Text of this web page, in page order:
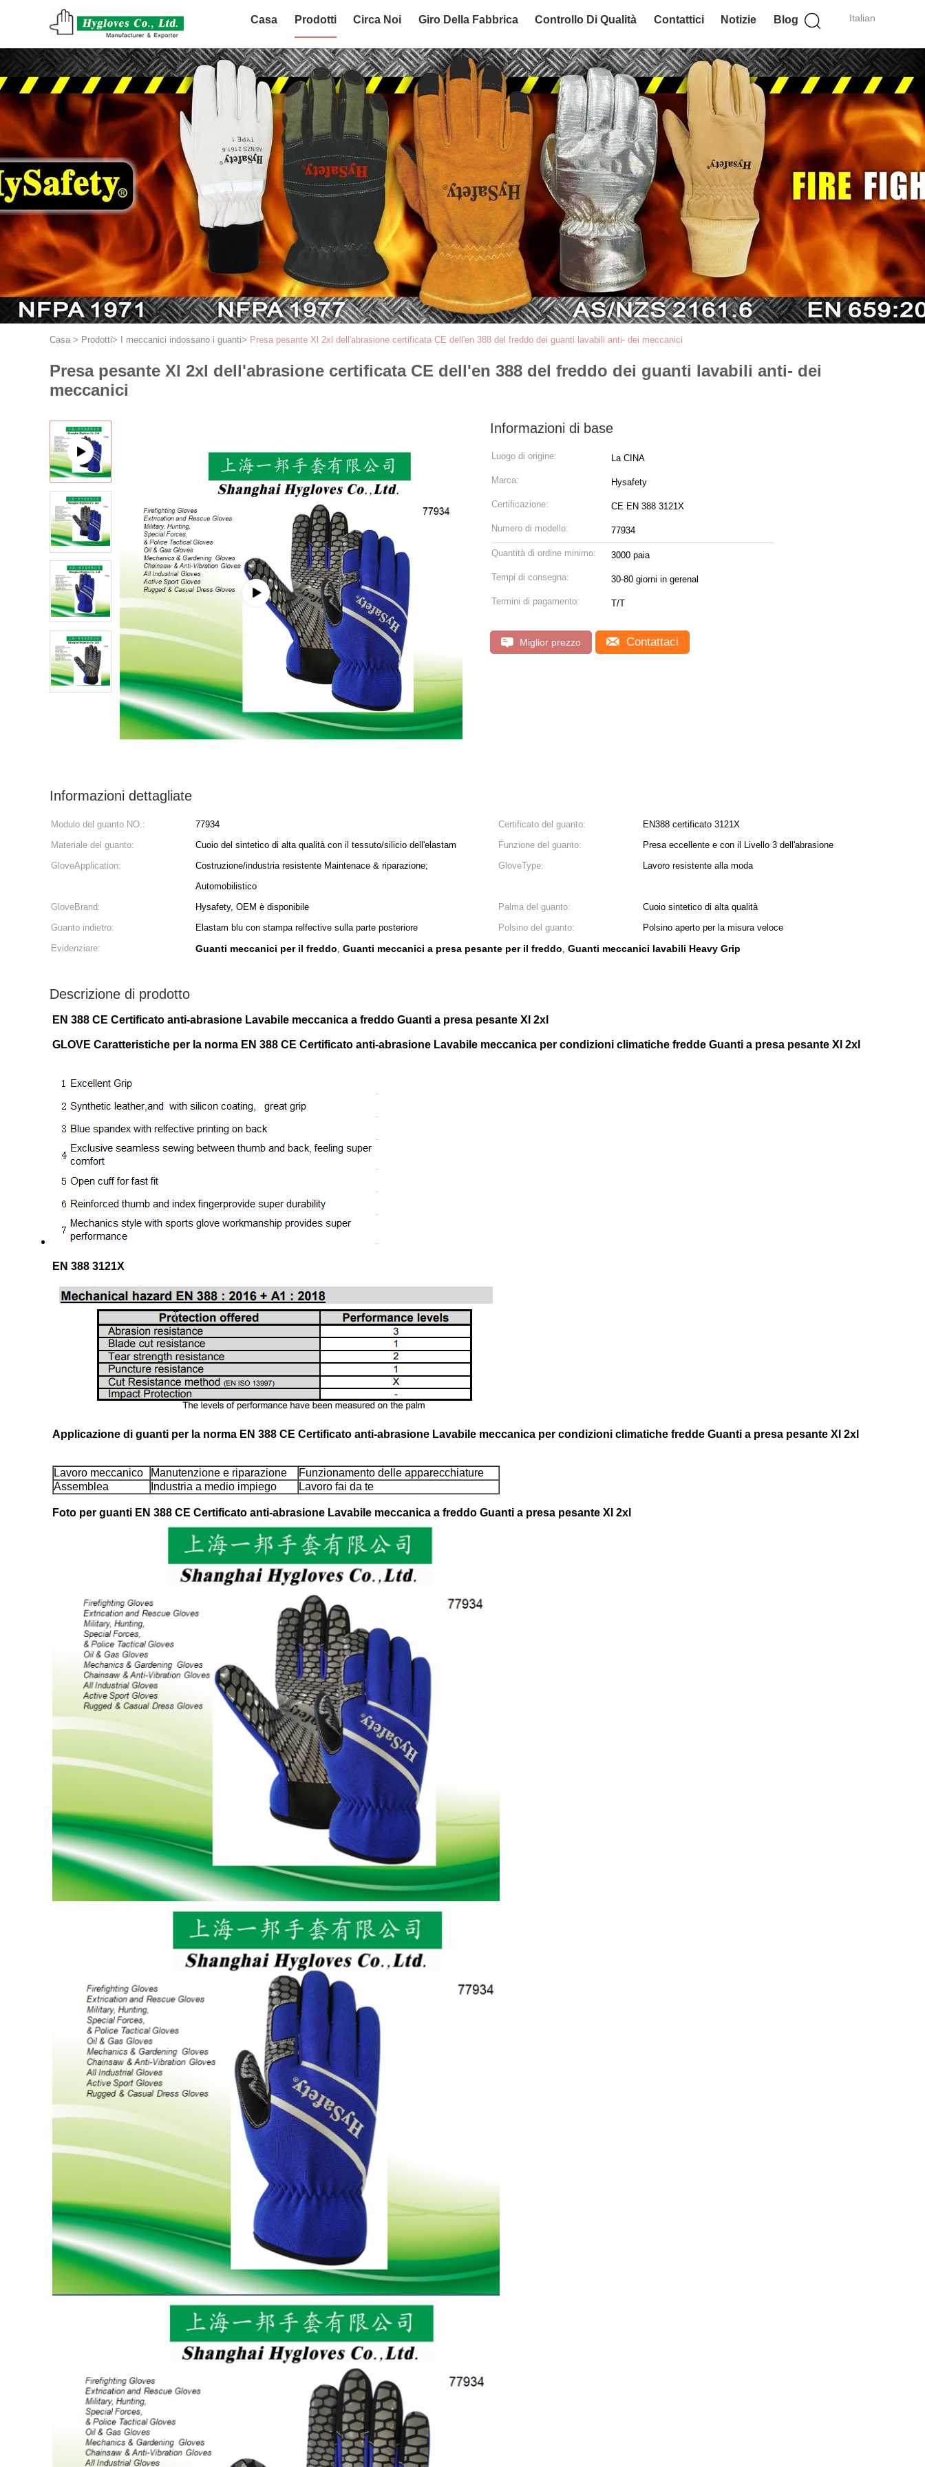
Italian
Casa Prodotti Circa Noi Giro Della Fabbrica Controllo Di Qualità Contattici Notizie Blog
Casa > Prodotti> I meccanici indossano i guanti> Presa pesante Xl 2xl dell'abrasione certificata CE dell'en 388 del freddo dei guanti lavabili anti- dei meccanici
Presa pesante Xl 2xl dell'abrasione certificata CE dell'en 388 del freddo dei guanti lavabili anti- dei
meccanici
Informazioni di base
Luogo di origine: La CINA
Marca: Hysafety
Certificazione: CE EN 388 3121X
Numero di modello: 77934
Quantità di ordine minimo: 3000 paia
Tempi di consegna: 30-80 giorni in gerenal
Termini di pagamento: T/T
Miglior prezzo Contattaci
Informazioni dettagliate
Modulo del guanto NO.: 77934 Certificato del guanto:
EN388 certificato 3121X
Materiale del guanto:
Cuoio del sintetico di alta qualità con il tessuto/silicio dell'elastam Funzione del guanto:
Presa eccellente e con il Livello 3 dell'abrasione
GloveApplication:
Costruzione/industria resistente Maintenace & riparazione;
Automobilistico
GloveType: Lavoro resistente alla moda
GloveBrand: Hysafety, OEM è disponibile Palma del guanto:
Cuoio sintetico di alta qualità
Guanto indietro:
Elastam blu con stampa relfective sulla parte posteriore Polsino del guanto:
Polsino aperto per la misura veloce
Evidenziare:
Guanti meccanici per il freddo, Guanti meccanici a presa pesante per il freddo, Guanti meccanici lavabili Heavy Grip
Descrizione di prodotto
EN 388 CE Certificato anti-abrasione Lavabile meccanica a freddo Guanti a presa pesante Xl 2xl
GLOVE Caratteristiche per la norma EN 388 CE Certificato anti-abrasione Lavabile meccanica per condizioni climatiche fredde Guanti a presa pesante Xl 2xl
EN 388 3121X
Applicazione di guanti per la norma EN 388 CE Certificato anti-abrasione Lavabile meccanica per condizioni climatiche fredde Guanti a presa pesante Xl 2xl
Lavoro meccanico Manutenzione e riparazione
Funzionamento delle apparecchiature
Assemblea
Industria a medio impiego Lavoro fai da te
Foto per guanti EN 388 CE Certificato anti-abrasione Lavabile meccanica a freddo Guanti a presa pesante Xl 2xl